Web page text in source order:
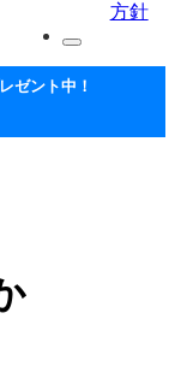
方針
ゼント中！